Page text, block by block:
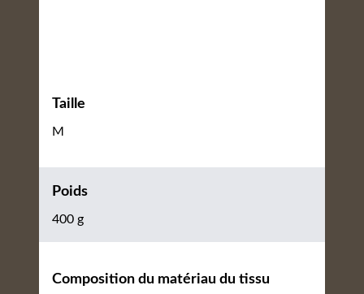
Taille
M
Poids
400 g
Composition du matériau du tissu